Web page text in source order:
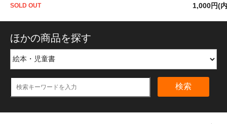
SOLD OUT
1,000円(
ほかの商品を探す
検索